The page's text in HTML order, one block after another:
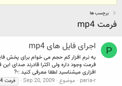
برچسب ها
فرمت mp4
P اجرای فایل های mp4
فرمت وجود داره ولی اکثرا قادرند صدای
افزاری میشناسید لطفا معرفی کنید :-?
paria-r موضوع Sep 20, 2009 فرمت